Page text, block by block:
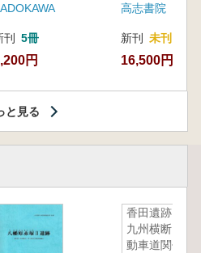
刊 5冊
円
高志書院
新刊 未刊
16,500円
と見る
香田遺跡
九州横断自
動車道関係